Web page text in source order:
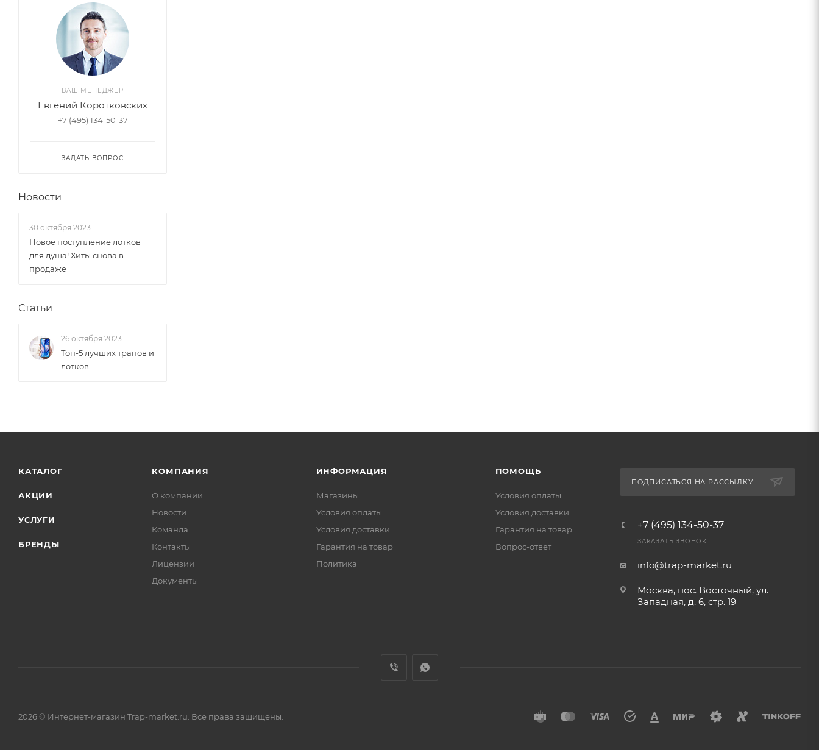
ВАШ МЕНЕДЖЕР
Евгений Коротковских
+7 (495) 134-50-37
ЗАДАТЬ ВОПРОС
Новости
30 октября 2023
Новое поступление лотков
для душа! Хиты снова в
продаже
Статьи
26 октября 2023
Топ-5 лучших трапов и
лотков
КАТАЛОГ
АКЦИИ
УСЛУГИ
БРЕНДЫ
КОМПАНИЯ
О компании
Новости
Команда
Контакты
Лицензии
Документы
ИНФОРМАЦИЯ
Магазины
Условия оплаты
Условия доставки
Гарантия на товар
Политика
ПОМОЩЬ
Условия оплаты
Условия доставки
Гарантия на товар
Вопрос-ответ
ПОДПИСАТЬСЯ НА РАССЫЛКУ
+7 (495) 134-50-37
ЗАКАЗАТЬ ЗВОНОК
info@trap-market.ru
Москва, пос. Восточный, ул.
Западная, д. 6, стр. 19
2026 © Интернет-магазин Trap-market.ru. Все права защищены.